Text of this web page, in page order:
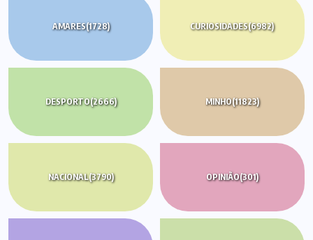
AMARES(1728) CURIOSIDADES(6982)
DESPORTO(2666) MINHO(11823)
NACIONAL(3790) OPINIÃO(301)